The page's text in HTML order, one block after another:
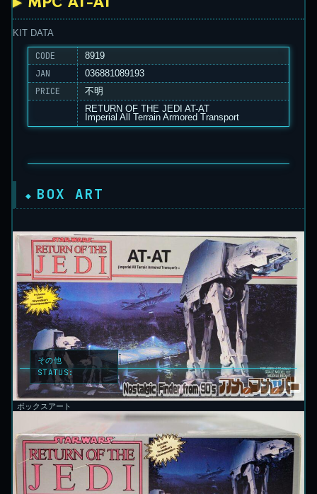
KIT DATA
CODE 8919
JAN 036881089193
PRICE
不明
RETURN OF THE JEDI AT-AT
Imperial All Terrain Armored Transport
BOX ART
その他
STATUS:LOCKED
ボックスアート